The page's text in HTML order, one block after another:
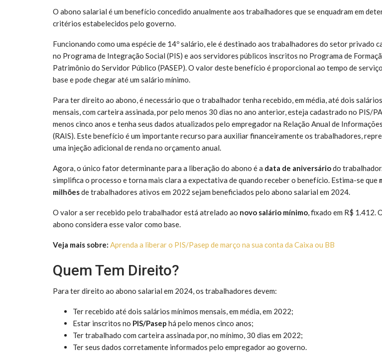
O abono salarial é um benefício concedido anualmente aos trabalhadores que se enquadram em
critérios estabelecidos pelo governo.
Funcionando como uma espécie de 14º salário, ele é destinado aos trabalhadores do setor privado
no Programa de Integração Social (PIS) e aos servidores públicos inscritos no Programa de
Patrimônio do Servidor Público (PASEP). O valor deste benefício é proporcional ao tempo de
base e pode chegar até um salário mínimo.
Para ter direito ao abono, é necessário que o trabalhador tenha recebido, em média, até dois
mensais, com carteira assinada, por pelo menos 30 dias no ano anterior, esteja cadastrado no PIS/
menos cinco anos e tenha seus dados atualizados pelo empregador na Relação Anual de
(RAIS). Este benefício é um importante recurso para auxiliar financeiramente os trabalhadores,
uma injeção adicional de renda no orçamento anual.
Agora, o único fator determinante para a liberação do abono é a data de aniversáriodo
simplifica o processo e torna mais clara a expectativa de quando receber o benefício. Estima-se que
milhõesde trabalhadores ativos em 2022 sejam beneficiados pelo abono salarial em 2024.
O valor a ser recebido pelo trabalhador está atrelado ao novo salário mínimo, fixado em R$ 1.412.
abono considera esse valor como base.
Veja mais sobre: Aprenda a liberar o PIS/Pasep de março na sua conta da Caixa ou BB
Quem Tem Direito?
Para ter direito ao abono salarial em 2024, os trabalhadores devem:
Ter recebido até dois salários mínimos mensais, em média, em 2022;
Estar inscritos no PIS/Pasep há pelo menos cinco anos;
Ter trabalhado com carteira assinada por, no mínimo, 30 dias em 2022;
Ter seus dados corretamente informados pelo empregador ao governo.